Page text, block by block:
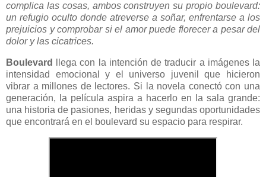
complica las cosas, ambos construyen su propio boulevard:
un refugio oculto donde atreverse a soñar, enfrentarse a los
prejuicios y comprobar si el amor puede florecer a pesar del
dolor y las cicatrices.
Boulevard
llega con la intención de traducir a imágenes la
intensidad emocional y el universo juvenil que hicieron
vibrar a millones de lectores. Si la novela conectó con una
generación, la película aspira a hacerlo en la sala grande:
una historia de pasiones, heridas y segundas oportunidades
que encontrará en el boulevard su espacio para respirar.